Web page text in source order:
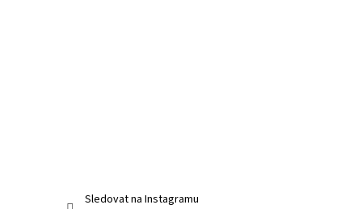
Sledovat na Instagramu